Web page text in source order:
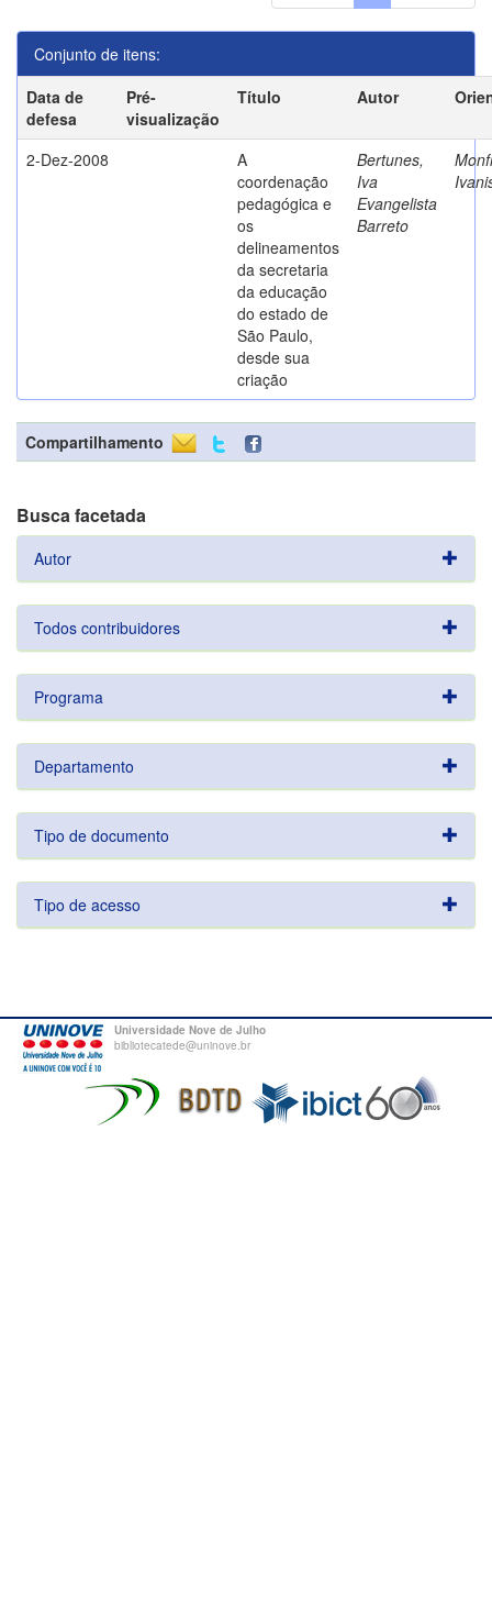
Conjunto de itens:
Data de
defesa
Pré-
visualização
Título Autor
2-Dez-2008
A
coordenação
pedagógica e
os
delineamentos
da secretaria
da educação
do estado de
São Paulo,
desde sua
criação
Bertunes,
Iva
Evangelista
Barreto
Compartilhamento
Busca facetada
Autor
Todos contribuidores
Programa
Departamento
Tipo de documento
Tipo de acesso
Universidade Nove de Julho
bibliotecatede@uninove.br